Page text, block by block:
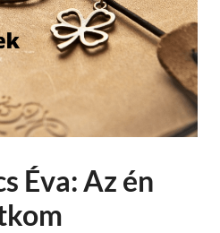
Éva: Az én